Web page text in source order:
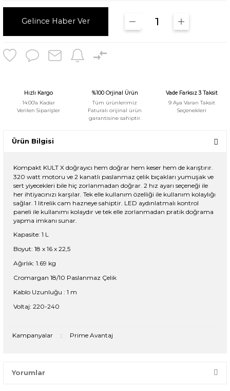
Gelince Haber Ver
Hızlı Kargo
14:00'a Kadar
Verilen Siparişler
%100 Orjinal Ürün
Tüm ürünlerimiz
Faturalı orijinal ürün
garantisine sahiptir.
Vade Farksız 3 Taksit
9 Aya Varan Taksit
Seçenekleri
Ürün Bilgisi
Kompakt KULT X doğrayıcı hem doğrar hem keser hem de karıştırır.
320 watt motoru ve 2 kanatlı paslanmaz çelik bıçakları yumuşak ve
sert yiyecekleri bile hiç zorlanmadan doğrar. 2 hız ayarı seçeneği ile
her ihtiyacınızı karşılar. Tek elle kullanım özelliği ile kullanım kolaylığı
sağlar. 1 litrelik cam hazneye sahiptir. LED aydınlatmalı kontrol
paneli ile kullanımı kolaydır ve tek elle zorlanmadan pratik doğrama
yapma imkanı sunar.
Kapasite: 1 L
Boyut: 18 x 16 x 22,5
Ağırlık: 1.69 kg
Cromargan 18/10 Paslanmaz Çelik
Kablo Uzunluğu : 1 m
Voltaj: 220-240
Kampanyalar : Prime Avantaj
Yorumlar